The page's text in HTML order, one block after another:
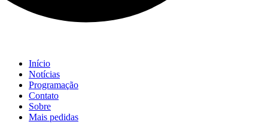
Início
Notícias
Programação
Contato
Sobre
Mais pedidas